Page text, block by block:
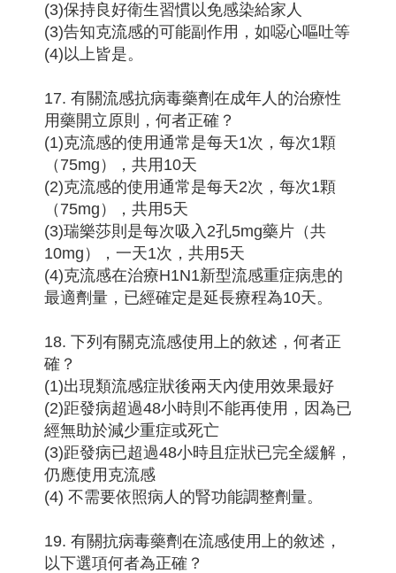
(3)保持良好衛生習慣以免感染給家人
(3)告知克流感的可能副作用，如噁心嘔吐等
(4)以上皆是。
17. 有關流感抗病毒藥劑在成年人的治療性
用藥開立原則，何者正確？
(1)克流感的使用通常是每天1次，每次1顆
（75mg），共用10天
(2)克流感的使用通常是每天2次，每次1顆
（75mg），共用5天
(3)瑞樂莎則是每次吸入2孔5mg藥片（共
10mg），一天1次，共用5天
(4)克流感在治療H1N1新型流感重症病患的
最適劑量，已經確定是延長療程為10天。
18. 下列有關克流感使用上的敘述，何者正
確？
(1)出現類流感症狀後兩天內使用效果最好
(2)距發病超過48小時則不能再使用，因為已
經無助於減少重症或死亡
(3)距發病已超過48小時且症狀已完全緩解，
仍應使用克流感
(4) 不需要依照病人的腎功能調整劑量。
19. 有關抗病毒藥劑在流感使用上的敘述，
以下選項何者為正確？